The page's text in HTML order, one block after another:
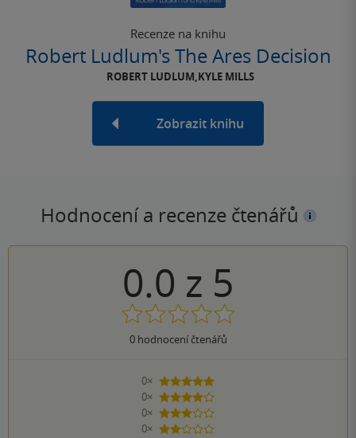
Recenze na knihu
Robert Ludlum's The Ares Decision
ROBERT LUDLUM,KYLE MILLS
Zobrazit knihu
Hodnocení a recenze čtenářů
0.0 z 5
0hodnocení čtenářů
0×
5 hvězdiček
0×
4 hvězdičky
0×
3 hvězdičky
0×
2 hvězdičky